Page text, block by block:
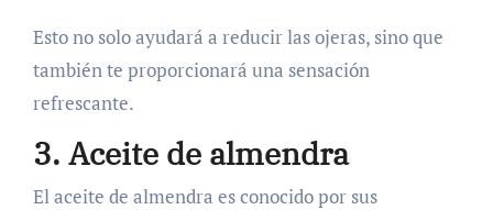
Esto no solo ayudará a reducir las ojeras, sino que
también te proporcionará una sensación
refrescante.
3. Aceite de almendra
El aceite de almendra es conocido por sus